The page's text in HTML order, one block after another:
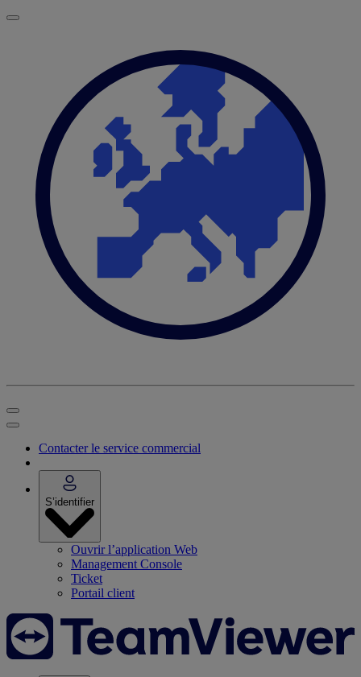
Contacter le service commercial
S’identifier
Ouvrir l’application Web
Management Console
Ticket
Portail client